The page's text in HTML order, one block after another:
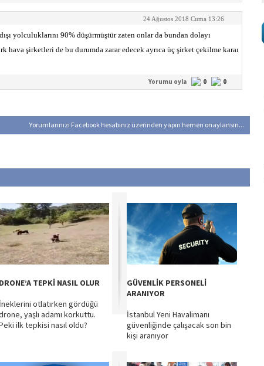
24 Ağustos 2018 Cuma 13:26
yolculuklarını 90% düşürmüştür zaten onlar da bundan dolayı
hava şirketleri de bu durumda zarar edecek ayrıca üç şirket çekilme karaı
Yorumu oyla 0 0
Yorumlarınızı Facebook hesabınız üzerinden yapın hemen onaylansın...
DRONE’A TEPKİ NASIL OLUR
İneklerini otlatırken gördüğü
yaşlı adamı korkuttu.
ilk tepkisi nasıl oldu?
GÜVENLİK PERSONELİ
ARANIYOR
İstanbul Yeni Havalimanı
güvenliğinde çalışacak son bin
kişi aranıyor